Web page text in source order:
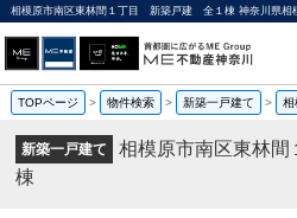
TOPページ > 物件検索 > 新築一戸建て > 相
新築一戸建て
相模原市南区東林
棟